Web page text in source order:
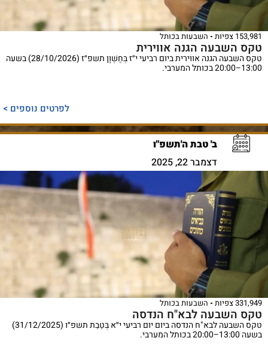
153,981 צפיות השבעות בכותל
טקס השבעה הגנה אווירית
טקס השבעה הגנה אווירית ביום רביעי י״ז בְּחֶשְׁוָן תשפ״ז (28/10/2026) בשעה
13:00–20:00 בכותל המערבי.
לפרטים נוספים >
ב' טבת ה'תשפ"ו
דצמבר 22, 2025
331,949 צפיות השבעות בכותל
טקס השבעה לבא"ח הנדסה
טקס השבעה לבא"ח הנדסה ביום יום רביעי י״א בְּטֵבֵת תשפ״ו (31/12/2025)
בשעה 13:00–20:00 בכותל המערבי.